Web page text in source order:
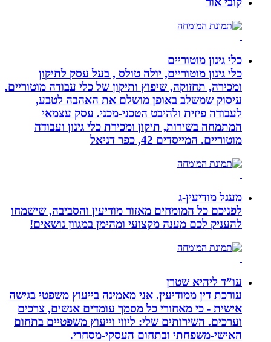
כלי גינון מוטוריים
כלי גינון מוטוריים, יולה טולס , בעל עסק לתיקון
ומכירה, תחזוקה, שיפוץ ותיקון של כלי עבודה מוטוריים.
עיסוק שמשלב באופן מושלם את האהבה לטבע,
לעבודה פיזית ולהיבט הטכני-מכני. עסק עצמאי
המתמחה בשירות, תיקון ומכירת כלי גינון ועבודה
מוטוריים. המייסדים 42, כפר דניאל
מעגל מודיעין-ג
לפניכם כל המומחים מאזור מודיעין והסביבה, שישמחו
להעניק לכם מענה מקצועי ומהימן במגוון נושאים!
עו”ד ליהיא שטרן
עורכת דין ממודיעין. אני מאמינה בייעוץ משפטי בגישה
אישית - כי מאחורי כל מסמך עומדים אנשים, צרכים
וערכים. השירותים שלי: ליווי וייעוץ משפטיים בתחום
האישי-משפחתי ובתחום העסקי-מסחרי.